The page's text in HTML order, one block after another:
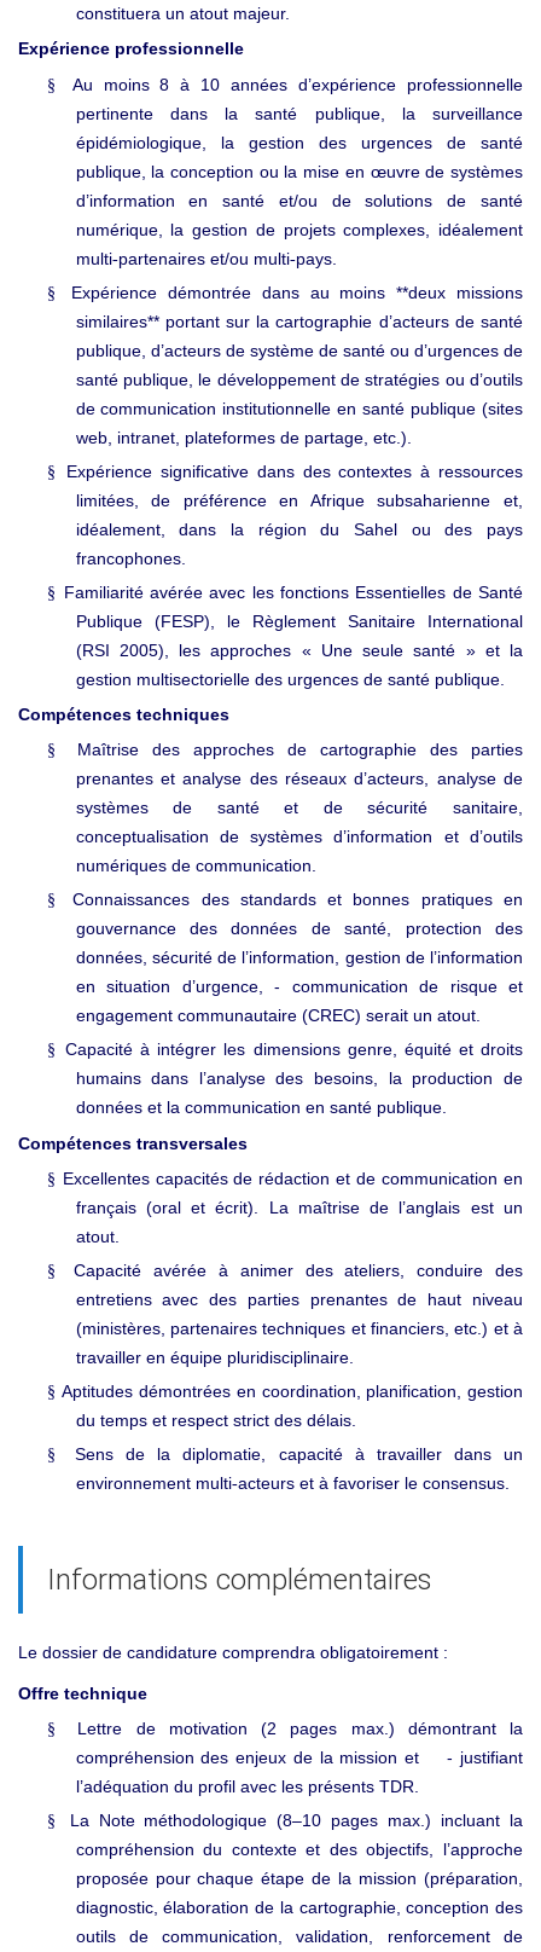
constituera un atout majeur.
Expérience professionnelle
§
Au moins 8 à 10 années d’expérience professionnelle
pertinente dans la santé publique, la surveillance
épidémiologique, la gestion des urgences de santé
publique, la conception ou la mise en œuvre de systèmes
d’information en santé et/ou de solutions de santé
numérique, la gestion de projets complexes, idéalement
multi‑partenaires et/ou multi‑pays.
§
Expérience démontrée dans au moins **deux missions
similaires** portant sur la cartographie d’acteurs de santé
publique, d’acteurs de système de santé ou d’urgences de
santé publique, le développement de stratégies ou d’outils
de communication institutionnelle en santé publique (sites
web, intranet, plateformes de partage, etc.).
§
Expérience significative dans des contextes à ressources
limitées, de préférence en Afrique subsaharienne et,
idéalement, dans la région du Sahel ou des pays
francophones.
§ Familiarité avérée avec les fonctions Essentielles de Santé
Publique (FESP), le Règlement Sanitaire International
(RSI 2005), les approches « Une seule santé » et la
gestion multisectorielle des urgences de santé publique.
Compétences techniques
§
Maîtrise des approches de cartographie des parties
prenantes et analyse des réseaux d’acteurs, analyse de
systèmes de santé et de sécurité sanitaire,
conceptualisation de systèmes d’information et d’outils
numériques de communication.
§
Connaissances des standards et bonnes pratiques en
gouvernance des données de santé, protection des
données, sécurité de l’information, gestion de l’information
en situation d’urgence, - communication de risque et
engagement communautaire (CREC) serait un atout.
§
Capacité à intégrer les dimensions genre, équité et droits
humains dans l’analyse des besoins, la production de
données et la communication en santé publique.
Compétences transversales
§ Excellentes capacités de rédaction et de communication en
français (oral et écrit). La maîtrise de l’anglais est un
atout.
§
Capacité avérée à animer des ateliers, conduire des
entretiens avec des parties prenantes de haut niveau
(ministères, partenaires techniques et financiers, etc.) et à
travailler en équipe pluridisciplinaire.
§ Aptitudes démontrées en coordination, planification, gestion
du temps et respect strict des délais.
§
Sens de la diplomatie, capacité à travailler dans un
environnement multi‑acteurs et à favoriser le consensus.
Informations complémentaires
Le dossier de candidature comprendra obligatoirement :
Offre technique
§
Lettre de motivation (2 pages max.) démontrant la
compréhension des enjeux de la mission et - justifiant
l’adéquation du profil avec les présents TDR.
§
La Note méthodologique (8–10 pages max.) incluant la
compréhension du contexte et des objectifs, l’approche
proposée pour chaque étape de la mission (préparation,
diagnostic, élaboration de la cartographie, conception des
outils de communication, validation, renforcement de